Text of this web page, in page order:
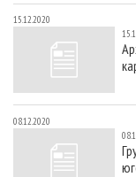
ИНСТРУМЕНТ И
БИБЛИОТЕКА
15.12.2020
08.12.2020